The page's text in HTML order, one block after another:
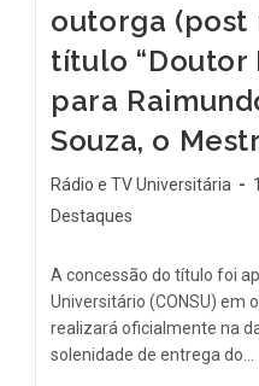
outorga (post
título “Doutor
para
Souza, o
Rádio e TV Universitária
Destaques
A concessão do título foi
Universitário (CONSU) em
realizará oficialmente na
solenidade de entrega do…